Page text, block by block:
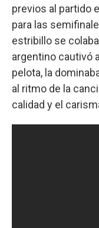
previos al partido
para las
estribillo se
argentino cautivó
pelota, la
al ritmo de la
calidad y el